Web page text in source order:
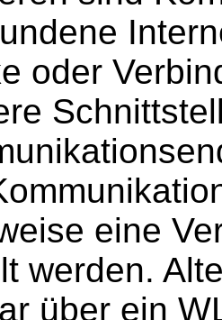
oder
eine
werden.
über ein